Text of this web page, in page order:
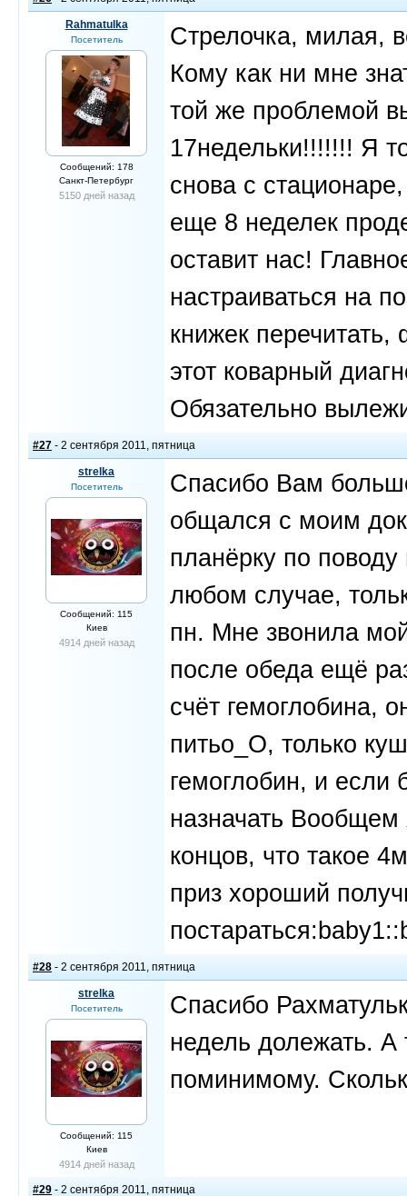
Rahmatulka
Посетитель
Сообщений: 178
Санкт-Петербург
5150 дней назад
Стрелочка, милая,
Кому как ни мне
той же проблемой
17недельки!!!!!!! Я
снова с
еще 8 неделек
оставит нас!
настраиваться на
книжек
этот коварный
Обязательно
#27 - 2 сентября 2011, пятница
strelka
Посетитель
Сообщений: 115
Киев
4914 дней назад
Спасибо Вам
общался с моим
планёрку по
любом случае,
пн. Мне звонила
после обеда ещё
счёт гемоглобина,
питьo_O, только
гемоглобин, и если
назначать Вообщем
концов, что такое
приз хороший
#28 - 2 сентября 2011, пятница
strelka
Посетитель
Сообщений: 115
Киев
4914 дней назад
Спасибо
недель долежать. А
поминимому.
#29 - 2 сентября 2011, пятница